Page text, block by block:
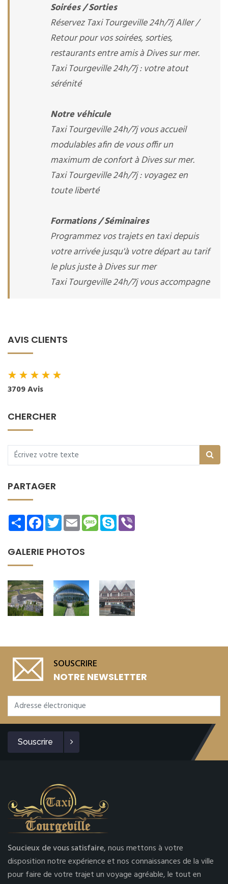
Soirées / Sorties
Réservez Taxi Tourgeville 24h/7j Aller /
Retour pour vos soirées, sorties,
restaurants entre amis à Dives sur mer.
Taxi Tourgeville 24h/7j : votre atout
sérénité
Notre véhicule
Taxi Tourgeville 24h/7j vous accueil
modulables afin de vous offir un
maximum de confort à Dives sur mer.
Taxi Tourgeville 24h/7j : voyagez en
toute liberté
Formations / Séminaires
Programmez vos trajets en taxi depuis
votre arrivée jusqu'à votre départ au tarif
le plus juste à Dives sur mer
Taxi Tourgeville 24h/7j vous accompagne
AVIS CLIENTS
★★★★★
3709 Avis
CHERCHER
PARTAGER
ShareFacebookTwitterEmailMessage
Skype
GALERIE PHOTOS
SOUSCRIRE
NOTRE NEWSLETTER
Souscrire
Soucieux de vous satisfaire,nous mettons à votre
disposition notre expérience et nos connaissances de la ville
pour faire de votre trajet un voyage agréable, le tout en